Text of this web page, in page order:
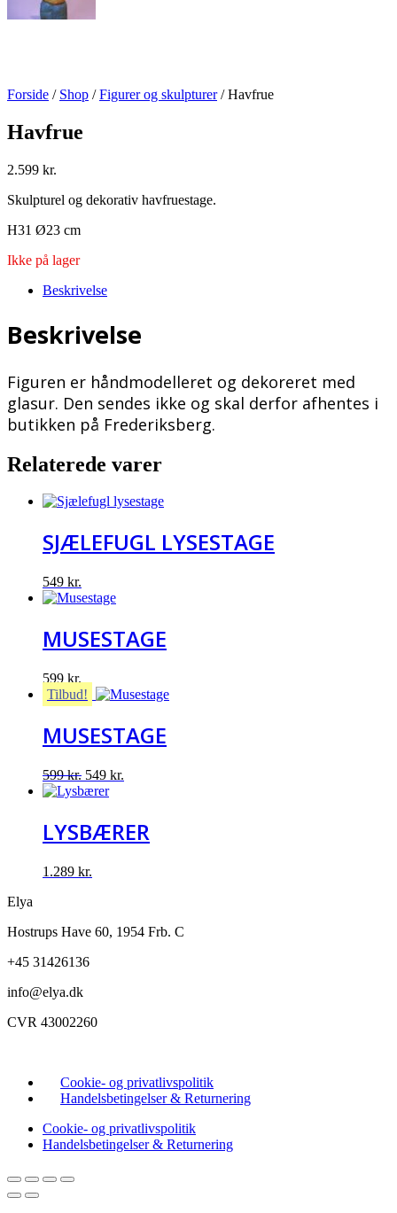
Forside / Shop /Figurer og skulpturer/ Havfrue
Havfrue
2.599 kr.
Skulpturel og dekorativ havfruestage.
H31 Ø23 cm
Ikke på lager
Beskrivelse
Beskrivelse
Figuren er håndmodelleret og dekoreret med
glasur. Den sendes ikke og skal derfor afhentes i
butikken på Frederiksberg.
Relaterede varer
SJÆLEFUGL LYSESTAGE
549 kr.
MUSESTAGE
599 kr.
Tilbud!
MUSESTAGE
599kr. Original
price
599 kr..
549 kr.
549 kr..
LYSBÆRER
1.289 kr.
Elya
Hostrups Have 60, 1954 Frb. C
+45 31426136
info@elya.dk
CVR 43002260
Cookie- og privatlivspolitik
Handelsbetingelser & Returnering
Cookie- og privatlivspolitik
Handelsbetingelser & Returnering